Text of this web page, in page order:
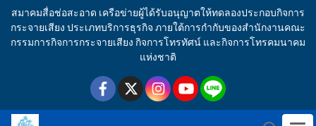
สมาคมสื่อช่อสะอาด เครือข่ายผู้ได้รับอนุญาตให้ทดลองประกอบกิจการ
กระจายเสียง ประเภทบริการธุรกิจ ภายใต้การกำกับของสำนักงานคณะ
กรรมการกิจการกระจายเสียง กิจการโทรทัศน์ และกิจการโทรคมนาคม
แห่งชาติ